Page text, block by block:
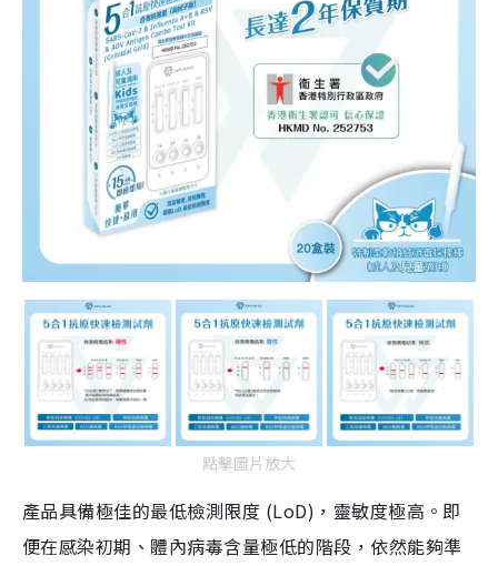
點擊圖片放大
產品具備極佳的最低檢測限度 (LoD)，靈敏度極高。即
便在感染初期、體內病毒含量極低的階段，依然能夠準